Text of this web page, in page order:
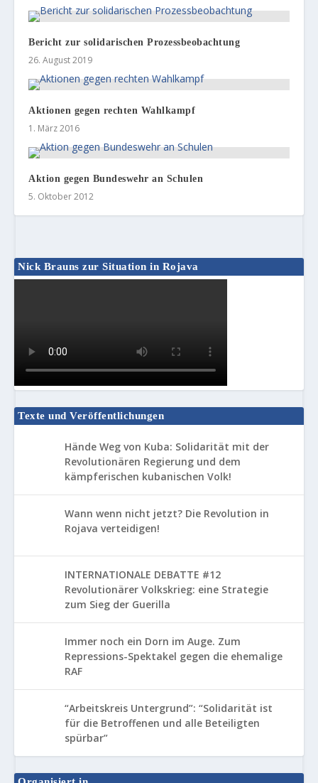
Bericht zur solidarischen Prozessbeobachtung
26. August 2019
Aktionen gegen rechten Wahlkampf
1. März 2016
Aktion gegen Bundeswehr an Schulen
5. Oktober 2012
Nick Brauns zur Situation in Rojava
Texte und Veröffentlichungen
Hände Weg von Kuba: Solidarität mit der
Revolutionären Regierung und dem
kämpferischen kubanischen Volk!
Wann wenn nicht jetzt? Die Revolution in
Rojava verteidigen!
INTERNATIONALE DEBATTE #12
Revolutionärer Volkskrieg: eine Strategie
zum Sieg der Guerilla
Immer noch ein Dorn im Auge. Zum
Repressions-Spektakel gegen die ehemalige
RAF
“Arbeitskreis Untergrund”: “Solidarität ist
für die Betroffenen und alle Beteiligten
spürbar”